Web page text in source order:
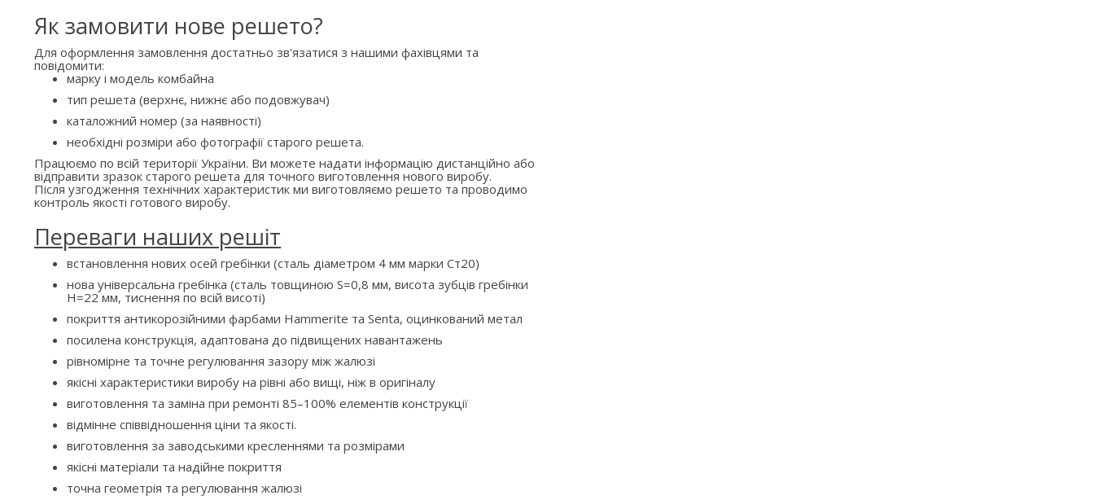
Як замовити нове решето?
Для оформлення замовлення достатньо зв'язатися з нашими фахівцями та
повідомити:
марку і модель комбайна
тип решета (верхнє, нижнє або подовжувач)
каталожний номер (за наявності)
необхідні розміри або фотографії старого решета.
Працюємо по всій території України. Ви можете надати інформацію дистанційно або
відправити зразок старого решета для точного виготовлення нового виробу.
Після узгодження технічних характеристик ми виготовляємо решето та проводимо
контроль якості готового виробу.
Переваги наших решіт
встановлення нових осей гребінки (сталь діаметром 4 мм марки Ст20)
нова універсальна гребінка (сталь товщиною S=0,8 мм, висота зубців гребінки
H=22 мм, тиснення по всій висоті)
покриття антикорозійними фарбами Hammerite та Senta, оцинкований метал
посилена конструкція, адаптована до підвищених навантажень
рівномірне та точне регулювання зазору між жалюзі
якісні характеристики виробу на рівні або вищі, ніж в оригіналу
виготовлення та заміна при ремонті 85–100% елементів конструкції
відмінне співвідношення ціни та якості.
виготовлення за заводськими кресленнями та розмірами
якісні матеріали та надійне покриття
точна геометрія та регулювання жалюзі